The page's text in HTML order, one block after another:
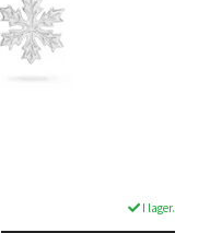
I lager.